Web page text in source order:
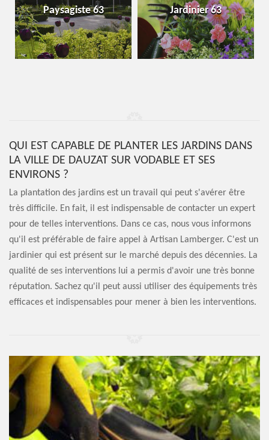
Paysagiste 63 Jardinier 63
QUI EST CAPABLE DE PLANTER LES JARDINS DANS
LA VILLE DE DAUZAT SUR VODABLE ET SES
ENVIRONS ?
La plantation des jardins est un travail qui peut s'avérer être
très difficile. En fait, il est indispensable de contacter un expert
pour de telles interventions. Dans ce cas, nous vous informons
qu'il est préférable de faire appel à Artisan Lamberger. C'est un
jardinier qui est présent sur le marché depuis des décennies. La
qualité de ses interventions lui a permis d'avoir une très bonne
réputation. Sachez qu'il peut aussi utiliser des équipements très
efficaces et indispensables pour mener à bien les interventions.